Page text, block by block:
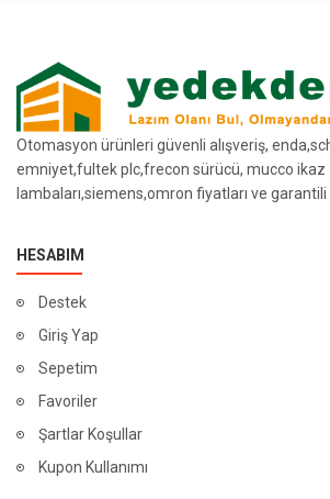
Otomasyon ürünleri güvenli alışveriş,
emniyet,fultek plc,frecon sürücü, mucco ikaz
lambaları,siemens,omron fiyatları ve garantili
HESABIM
Destek
Giriş Yap
Sepetim
Favoriler
Şartlar Koşullar
Kupon Kullanımı